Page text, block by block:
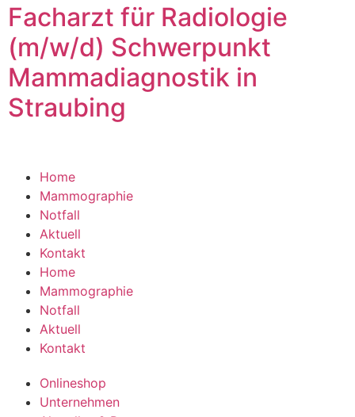
Facharzt für Radiologie
(m/w/d) Schwerpunkt
Mammadiagnostik in
Straubing
Home
Mammographie
Notfall
Aktuell
Kontakt
Home
Mammographie
Notfall
Aktuell
Kontakt
Onlineshop
Unternehmen